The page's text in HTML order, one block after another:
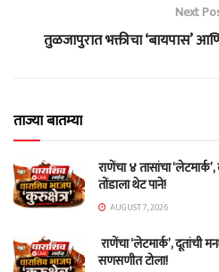
Next
तुळजापुरात भक्तीचा ‘बायपास’
ताज्या बातम्या
राणेंचा ४ तासांचा ‘लेटमार्क’,
तोंडाला थेट पाने!
AUGUST 7, 2026
राणेंचा ‘लेटमार्क’, दूतांची
सणसणीत टोला!